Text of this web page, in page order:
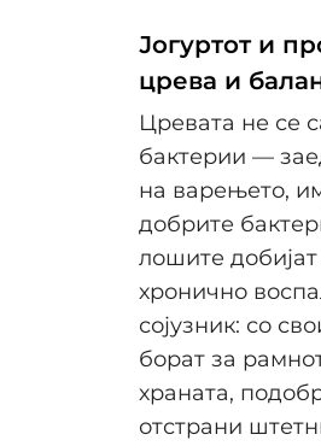
Јогуртот и
црева и
Цревата не се
бактерии —
на варењето,
добрите
лошите
хронично
сојузник: со
борат за
храната,
отстрани